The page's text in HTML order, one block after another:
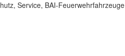
Service, BAI-Feuerwehrfahrzeuge